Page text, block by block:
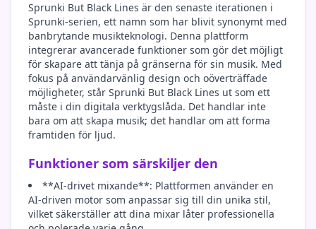
Sprunki But Black Lines är den senaste iterationen i
Sprunki-serien, ett namn som har blivit synonymt med
banbrytande musikteknologi. Denna plattform
integrerar avancerade funktioner som gör det möjligt
för skapare att tänja på gränserna för sin musik. Med
fokus på användarvänlig design och oöverträffade
möjligheter, står Sprunki But Black Lines ut som ett
måste i din digitala verktygslåda. Det handlar inte
bara om att skapa musik; det handlar om att forma
framtiden för ljud.
Funktioner som särskiljer den
**AI-drivet mixande**: Plattformen använder en
AI-driven motor som anpassar sig till din unika stil,
vilket säkerställer att dina mixar låter professionella